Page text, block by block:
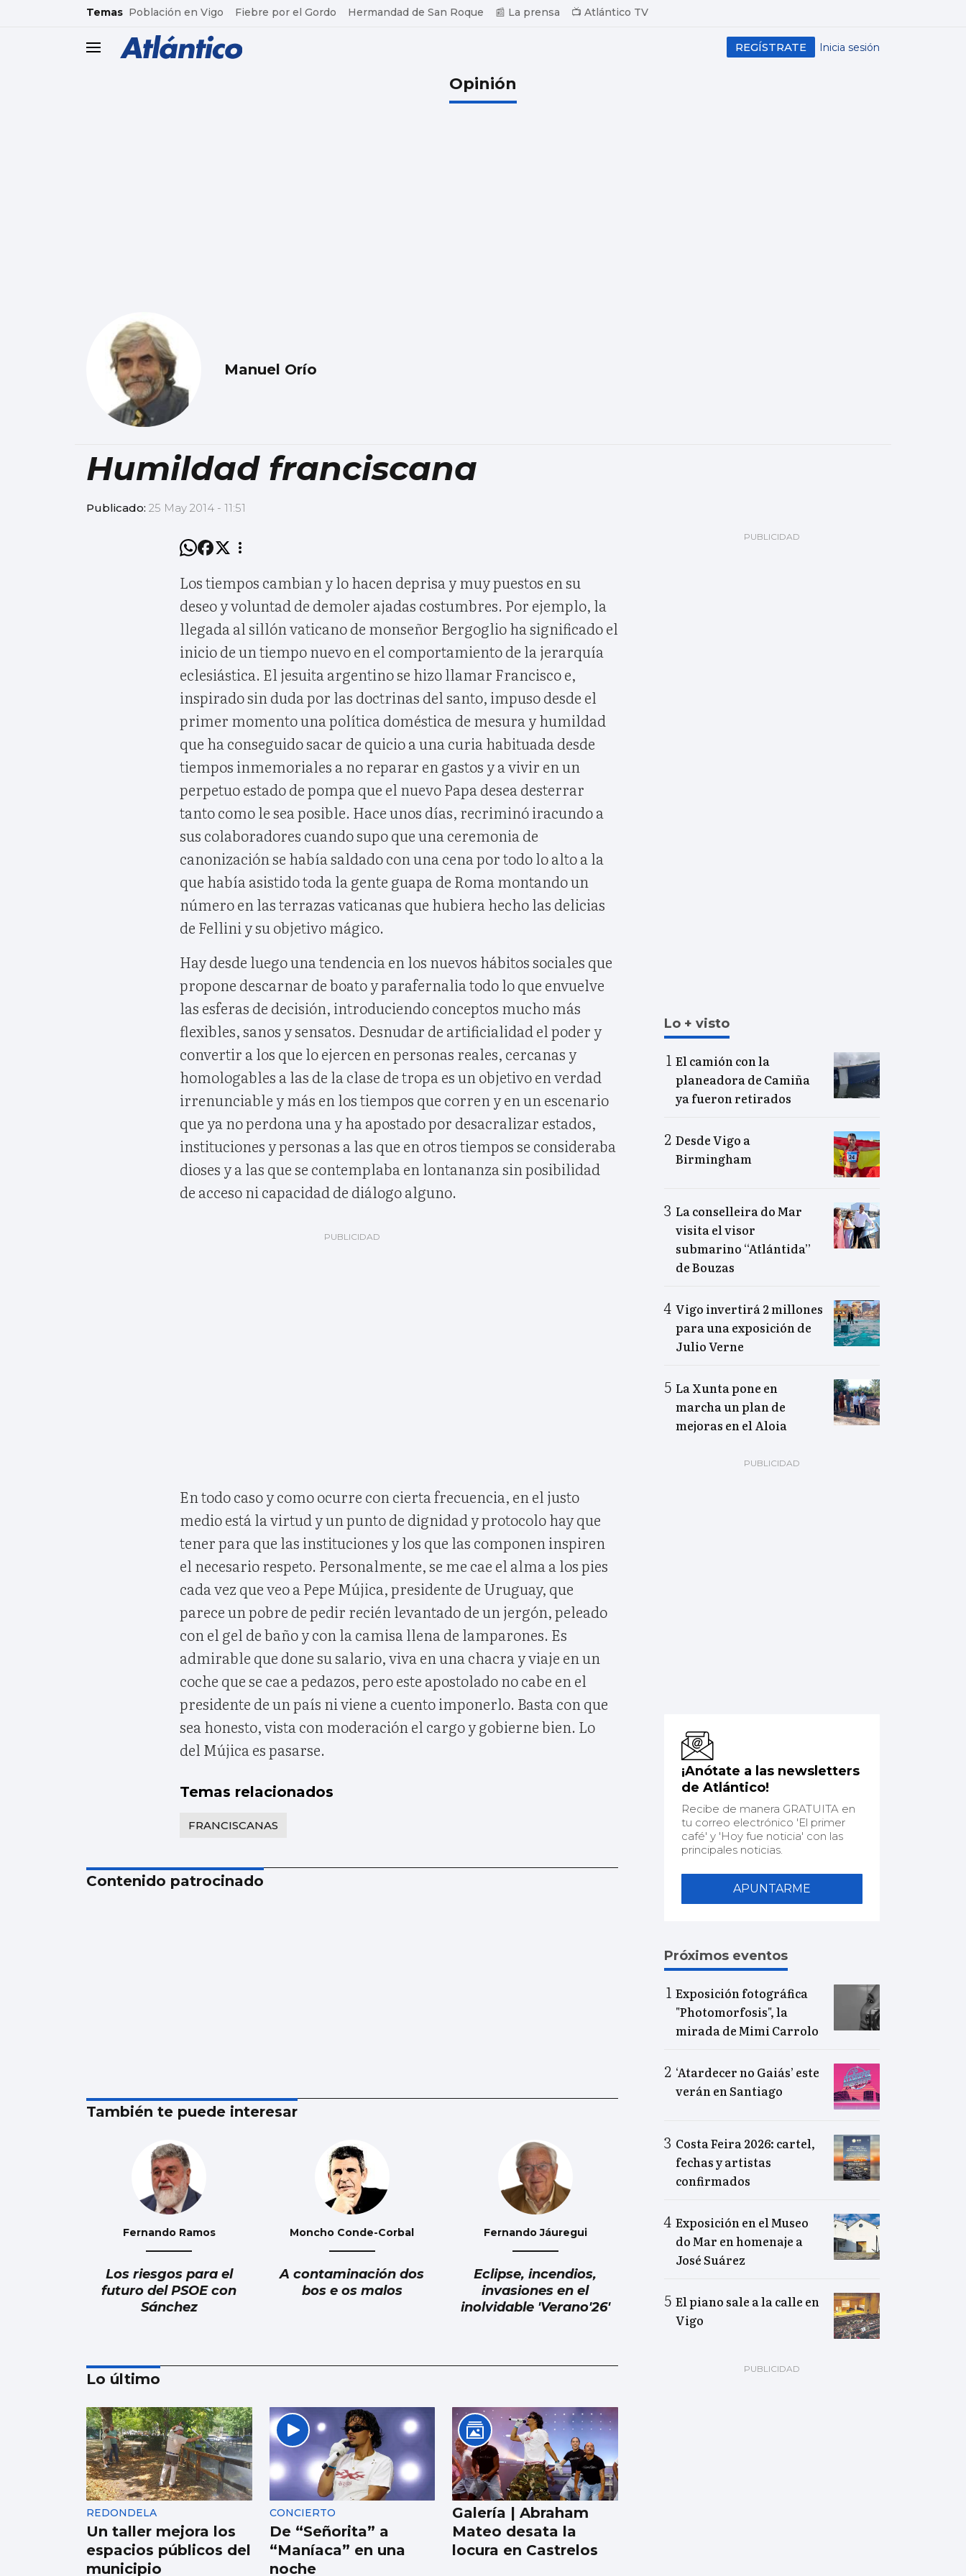
common.go-to-content
Temas Población en Vigo Fiebre por el Gordo Hermandad de San Roque 📰 La prensa 📺 Atlántico TV
header.menu.open Inicia sesión
REGÍSTRATE
Opinión
Manuel Orío
Humildad franciscana
Publicado: 25 May 2014 - 11:51
Los tiempos cambian y lo hacen deprisa y muy puestos en su
deseo y voluntad de demoler ajadas costumbres. Por ejemplo, la
llegada al sillón vaticano de monseñor Bergoglio ha significado el
inicio de un tiempo nuevo en el comportamiento de la jerarquía
eclesiástica. El jesuita argentino se hizo llamar Francisco e,
inspirado sin duda por las doctrinas del santo, impuso desde el
primer momento una política doméstica de mesura y humildad
que ha conseguido sacar de quicio a una curia habituada desde
tiempos inmemoriales a no reparar en gastos y a vivir en un
perpetuo estado de pompa que el nuevo Papa desea desterrar
tanto como le sea posible. Hace unos días, recriminó iracundo a
sus colaboradores cuando supo que una ceremonia de
canonización se había saldado con una cena por todo lo alto a la
que había asistido toda la gente guapa de Roma montando un
número en las terrazas vaticanas que hubiera hecho las delicias
de Fellini y su objetivo mágico.
Hay desde luego una tendencia en los nuevos hábitos sociales que
propone descarnar de boato y parafernalia todo lo que envuelve
las esferas de decisión, introduciendo conceptos mucho más
flexibles, sanos y sensatos. Desnudar de artificialidad el poder y
convertir a los que lo ejercen en personas reales, cercanas y
homologables a las de la clase de tropa es un objetivo en verdad
irrenunciable y más en los tiempos que corren y en un escenario
que ya no perdona una y ha apostado por desacralizar estados,
instituciones y personas a las que en otros tiempos se consideraba
dioses y a las que se contemplaba en lontananza sin posibilidad
de acceso ni capacidad de diálogo alguno.
En todo caso y como ocurre con cierta frecuencia, en el justo
medio está la virtud y un punto de dignidad y protocolo hay que
tener para que las instituciones y los que las componen inspiren
el necesario respeto. Personalmente, se me cae el alma a los pies
cada vez que veo a Pepe Mújica, presidente de Uruguay, que
parece un pobre de pedir recién levantado de un jergón, peleado
con el gel de baño y con la camisa llena de lamparones. Es
admirable que done su salario, viva en una chacra y viaje en un
coche que se cae a pedazos, pero este apostolado no cabe en el
presidente de un país ni viene a cuento imponerlo. Basta con que
sea honesto, vista con moderación el cargo y gobierne bien. Lo
del Mújica es pasarse.
Temas relacionados
FRANCISCANAS
Contenido patrocinado
También te puede interesar
Fernando Ramos
Los riesgos para el
futuro del PSOE con
Sánchez
Moncho Conde-Corbal
A contaminación dos
bos e os malos
Fernando Jáuregui
Eclipse, incendios,
invasiones en el
inolvidable 'Verano'26'
Alberto Barciela
Albariño, mar de vides
en la tierra de prodigios
Lo último
REDONDELA
Un taller mejora los
espacios públicos del
municipio
CONCIERTO
De “Señorita” a
“Maníaca” en una
noche
Galería | Abraham
Mateo desata la
locura en Castrelos
Lo + visto
El camión con la
planeadora de Camiña
ya fueron retirados
Desde Vigo a
Birmingham
La conselleira do Mar
visita el visor
submarino “Atlántida”
de Bouzas
Vigo invertirá 2 millones
para una exposición de
Julio Verne
La Xunta pone en
marcha un plan de
mejoras en el Aloia
¡Anótate a las newsletters
de Atlántico!
Recibe de manera GRATUITA en
tu correo electrónico 'El primer
café' y 'Hoy fue noticia' con las
principales noticias.
APUNTARME
Próximos eventos
Exposición fotográfica
"Photomorfosis", la
mirada de Mimi Carrolo
‘Atardecer no Gaiás’ este
verán en Santiago
Costa Feira 2026: cartel,
fechas y artistas
confirmados
Exposición en el Museo
do Mar en homenaje a
José Suárez
El piano sale a la calle en
Vigo